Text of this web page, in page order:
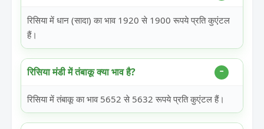
रिसिया में धान (सादा) का भाव 1920 से 1900 रूपये प्रति कुएंटल
हैं।
रिसिया मंडी में तंबाकू क्या भाव है?
रिसिया में तंबाकू का भाव 5652 से 5632 रूपये प्रति कुएंटल हैं।